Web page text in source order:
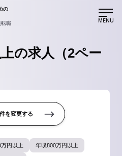
の
職
MENU
の求人（2ペー
を変更する
円以上 年収800万円以上